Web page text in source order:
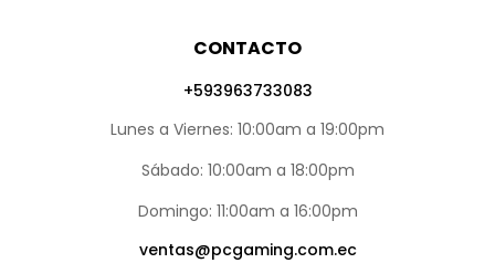
CONTACTO
+593963733083
Lunes a Viernes: 10:00am a 19:00pm
Sábado: 10:00am a 18:00pm
Domingo: 11:00am a 16:00pm
ventas@pcgaming.com.ec